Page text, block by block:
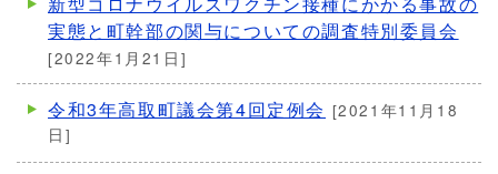
実態と町幹部の関与についての調査特別委員会
[2022年1月21日]
令和3年高取町議会第4回定例会 [2021年11月18
日]